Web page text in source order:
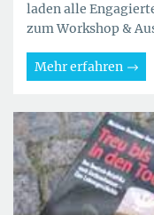
laden alle
zum Workshop &
Mehr erfahren